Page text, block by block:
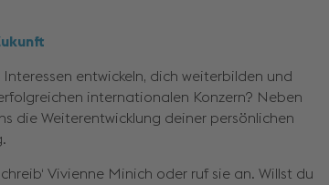
entwickeln, dich weiterbilden und
internationalen Konzern? Neben
die Weiterentwicklung deiner persönlichen
Vivienne Minich oder ruf sie an. Willst du